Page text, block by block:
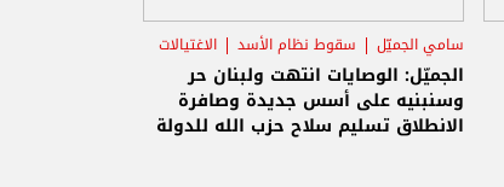
سامي الجميّل سقوط نظام الأسد الاغتيالات
الجميّل: الوصايات انتهت ولبنان حر
وسنبنيه على أسس جديدة وصافرة
الانطلاق تسليم سلاح حزب الله للدولة